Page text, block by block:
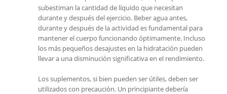
subestiman la cantidad de líquido que necesitan
durante y después del ejercicio. Beber agua antes,
durante y después de la actividad es fundamental para
mantener el cuerpo funcionando óptimamente. Incluso
los más pequeños desajustes en la hidratación pueden
llevar a una disminución significativa en el rendimiento.
Los suplementos, si bien pueden ser útiles, deben ser
utilizados con precaución. Un principiante debería